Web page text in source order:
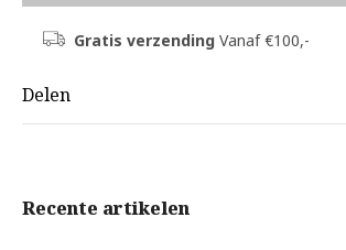
Gratis verzendingVanaf €100,-
Delen
Recente artikelen